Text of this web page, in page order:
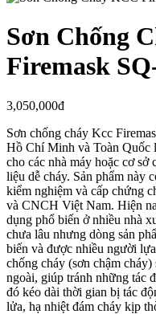
Sơn Chống
Firemask
3,050,000đ
Sơn chống cháy Kcc
Hồ Chí Minh và Toàn Quốc
cho các nhà máy hoặc cơ
liệu dễ cháy. Sản phẩm này
kiểm nghiệm và cấp chứng
và CNCH Việt Nam. Hiện
dụng phổ biến ở nhiều nhà
chưa lâu nhưng dòng sản
biến và được nhiều người
chống cháy (sơn chậm
ngoài, giúp tránh những tác
đó kéo dài thời gian bị tác
lửa, hạ nhiệt đám cháy kịp